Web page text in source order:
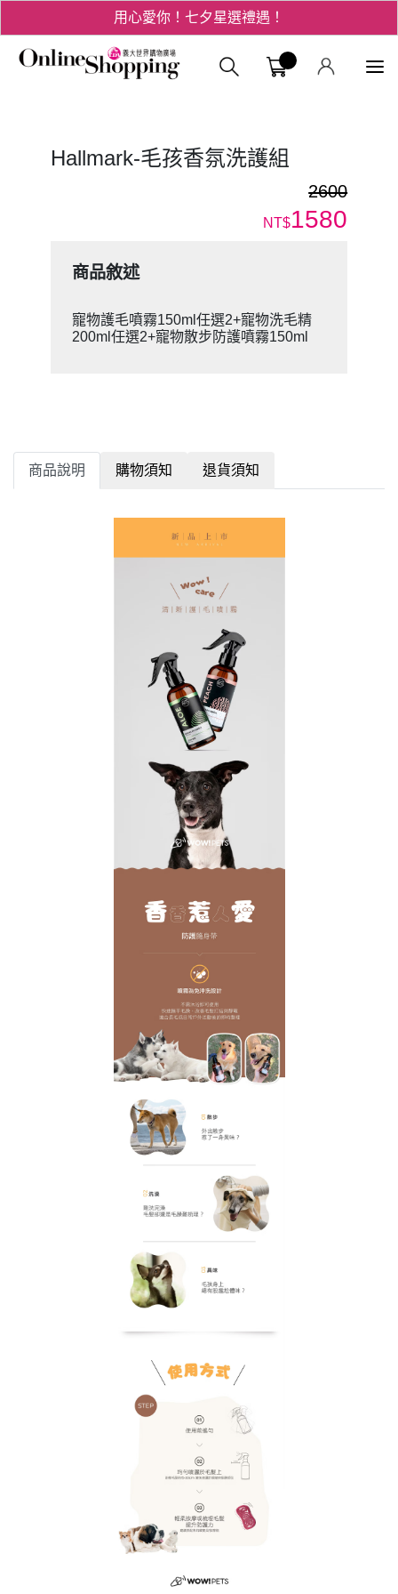
用心愛你！七夕星選禮遇！
3折起！德國工藝精品 AIGNER 流量款
爸氣十足 - 父親節精選專區
義大購物
Hallmark-毛孩香氛洗護組
2600
NT$1580
商品敘述
寵物護毛噴霧150ml任選2+寵物洗毛精
200ml任選2+寵物散步防護噴霧150ml
商品說明 購物須知 退貨須知